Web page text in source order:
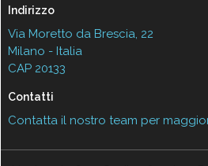
Indirizzo
Via Moretto da Brescia, 22
Milano - Italia
CAP 20133
Contatti
Contatta il nostro team per